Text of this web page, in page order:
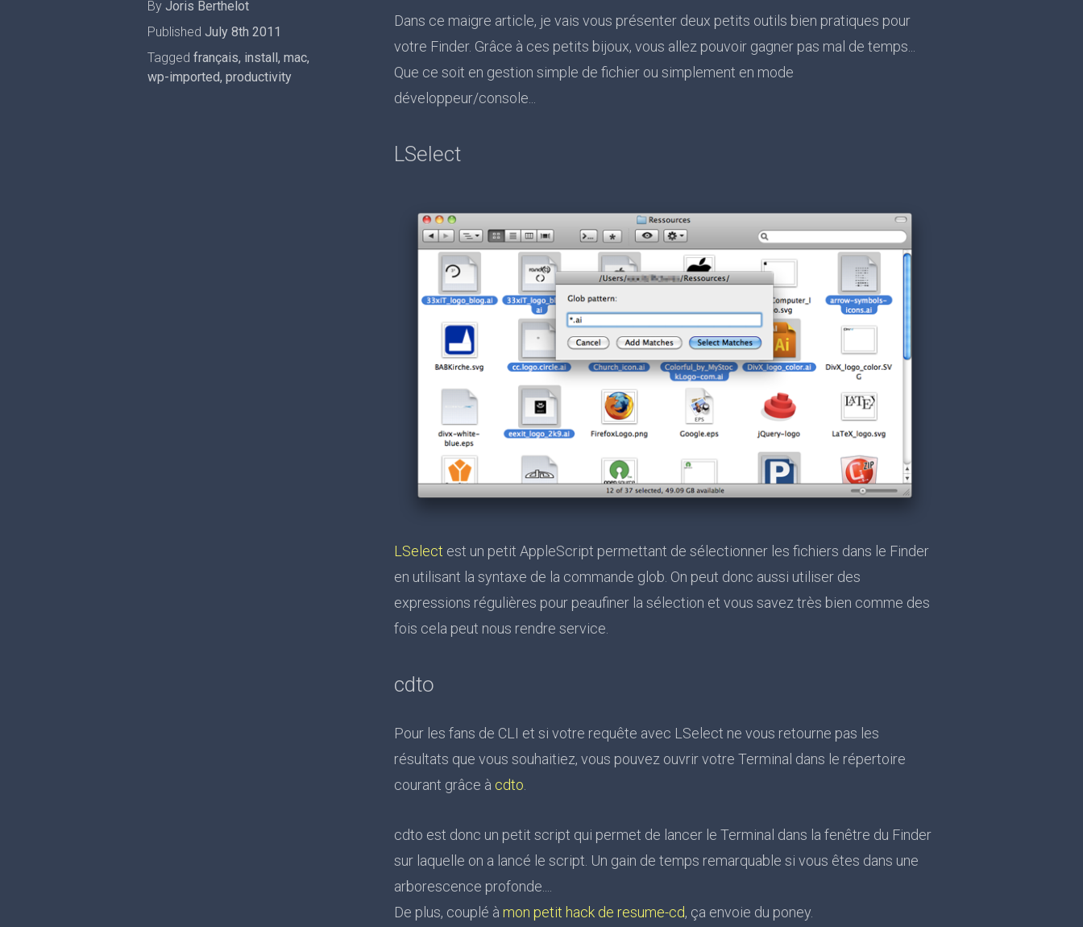
By Joris Berthelot
Published July 8th 2011
Tagged français, install, mac,
wp-imported, productivity
Dans ce maigre article, je vais vous présenter deux petits outils bien pratiques pour
votre Finder. Grâce à ces petits bijoux, vous allez pouvoir gagner pas mal de temps...
Que ce soit en gestion simple de fichier ou simplement en mode
développeur/console...
LSelect
LSelect est un petit AppleScript permettant de sélectionner les fichiers dans le Finder
en utilisant la syntaxe de la commande glob. On peut donc aussi utiliser des
expressions régulières pour peaufiner la sélection et vous savez très bien comme des
fois cela peut nous rendre service.
cdto
Pour les fans de CLI et si votre requête avec LSelect ne vous retourne pas les
résultats que vous souhaitiez, vous pouvez ouvrir votre Terminal dans le répertoire
courant grâce à cdto
cdto est donc un petit script qui permet de lancer le Terminal dans la fenêtre du Finder
sur laquelle on a lancé le script. Un gain de temps remarquable si vous êtes dans une
arborescence profonde....
De plus, couplé à mon petit hack de resume-cd, ça envoie du poney.